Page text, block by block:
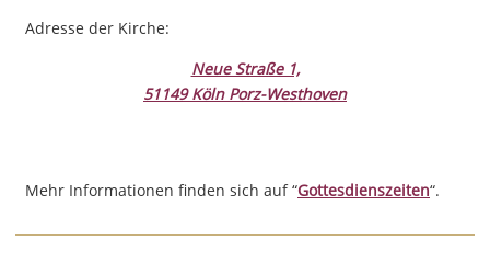
Adresse der Kirche:
Neue Straße 1,
51149 Köln Porz-Westhoven
Mehr Informationen finden sich auf “Gottesdienszeiten“.